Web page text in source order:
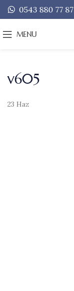
0543 880 77 87
MENU
v605
23 Haz